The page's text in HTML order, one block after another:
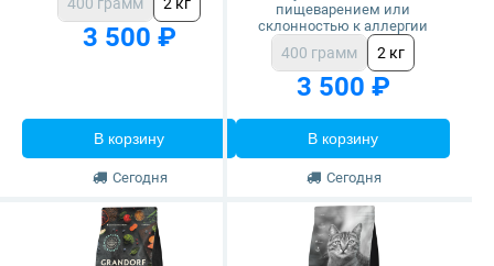
3 500 ₽
В корзину
Сегодня
пищеварением или
склонностью к аллергии
400 грамм 2 кг
3 500 ₽
В корзину
Сегодня